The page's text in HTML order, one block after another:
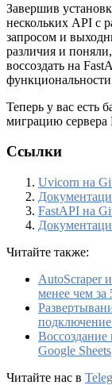
Завершив
нескольких API с
запросом и
различия и
воссоздать на
Теперь у вас есть
миграцию сервера
Ссылки
Uvicorn на
FastAPI на
Читайте также:
AutoScraper
менее чем за
Google Sheets
Читайте нас в